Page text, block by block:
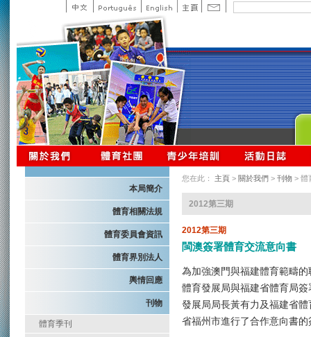
本局簡介
體育相關法規
體育委員會資訊
體育界別法人
輿情回應
刊物
體育季刊
您在此： 主頁 > 關於我們 > 刊物 > 體
2012第三期
2012第三期
閩澳簽署體育交流意向書
為加強澳門與福建體育範疇
體育發展局與福建省體育局
發展局局長黃有力及福建省
省福州市進行了合作意向書的